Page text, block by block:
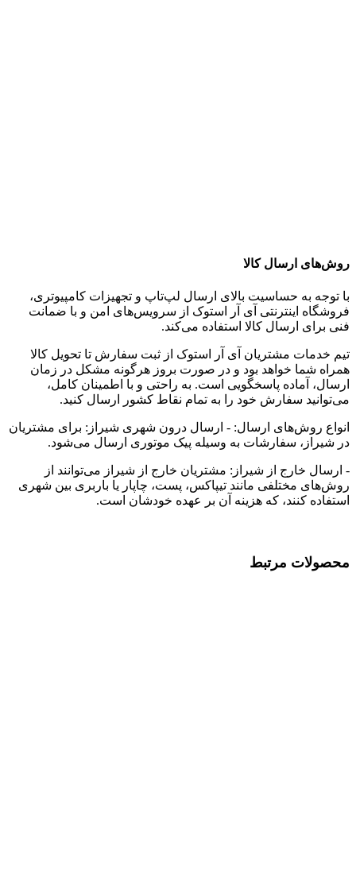
روش‌های ارسال کالا
با توجه به حساسیت بالای ارسال لپ‌تاپ و تجهیزات کامپیوتری،
فروشگاه اینترنتی آی آر استوک از سرویس‌های امن و با ضمانت
فنی برای ارسال کالا استفاده می‌کند.
تیم خدمات مشتریان آی آر استوک از ثبت سفارش تا تحویل کالا
همراه شما خواهد بود و در صورت بروز هرگونه مشکل در زمان
ارسال، آماده پاسخگویی است. به راحتی و با اطمینان کامل،
می‌توانید سفارش خود را به تمام نقاط کشور ارسال کنید.
انواع روش‌های ارسال: - ارسال درون شهری شیراز: برای مشتریان
در شیراز، سفارشات به وسیله پیک موتوری ارسال می‌شود.
- ارسال خارج از شیراز: مشتریان خارج از شیراز می‌توانند از
روش‌های مختلفی مانند تیپاکس، پست، چاپار یا باربری بین شهری
استفاده کنند، که هزینه آن بر عهده خودشان است.
محصولات مرتبط